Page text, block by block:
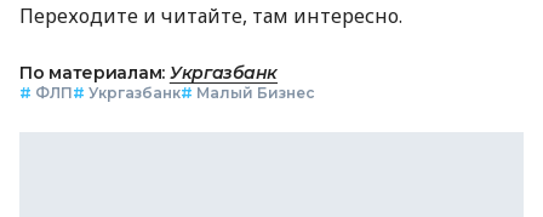
Переходите и читайте, там интересно.
По материалам: Укргазбанк
# ФЛП# Укргазбанк# Малый Бизнес